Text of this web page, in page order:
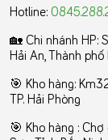
Hotline:
🏡 Chi nhánh HP:
Hải An, Thành
🎯 Kho hàng:
TP. Hải Phòng
️🎯 Kho hàng :